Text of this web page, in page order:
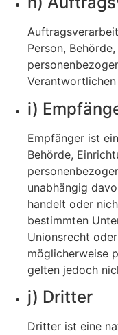
Person,
i)
Empfänger ist
Behörde,
unabhängig
handelt oder
bestimmten
Unionsrecht
möglicherweise
gelten jedoch
j) Dritter
Dritter ist eine